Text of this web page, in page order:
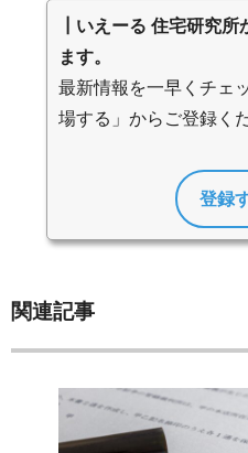
┃いえーる 住宅研究所
ます。
最新情報を一早くチェ
場する」からご登録く
登録
関連記事